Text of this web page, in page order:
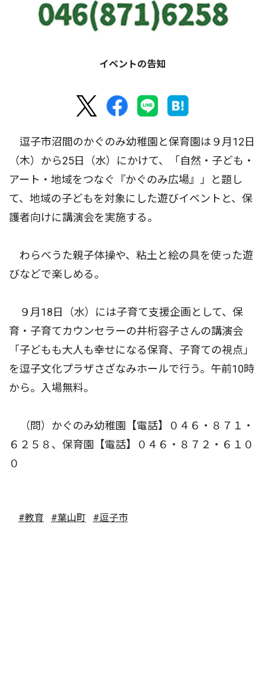
イベントの告知
逗子市沼間のかぐのみ幼稚園と保育園は９月12日
（木）から25日（水）にかけて、「自然・子ども・
アート・地域をつなぐ『かぐのみ広場』」と題し
て、地域の子どもを対象にした遊びイベントと、保
護者向けに講演会を実施する。
わらべうた親子体操や、粘土と絵の具を使った遊
びなどで楽しめる。
９月18日（水）には子育て支援企画として、保
育・子育てカウンセラーの井桁容子さんの講演会
「子どもも大人も幸せになる保育、子育ての視点」
を逗子文化プラザさざなみホールで行う。午前10時
から。入場無料。
（問）かぐのみ幼稚園【電話】０４６・８７１・
６２５８、保育園【電話】０４６・８７２・６１０
０
#教育 #葉山町 #逗子市